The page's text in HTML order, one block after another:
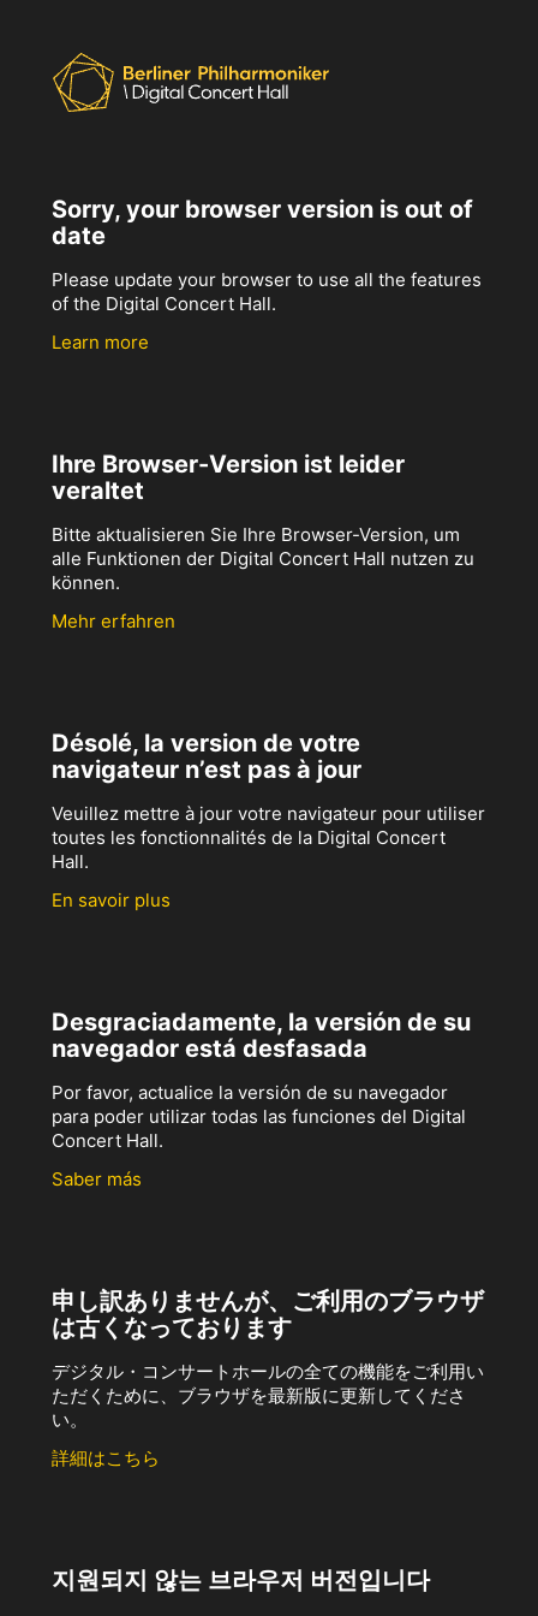
Sorry, your browser version is out of
date
Please update your browser to use all the features
of the Digital Concert Hall.
Learn more
Ihre Browser-Version ist leider
veraltet
Bitte aktualisieren Sie Ihre Browser-Version, um
alle Funktionen der Digital Concert Hall nutzen zu
können.
Mehr erfahren
Désolé, la version de votre
navigateur n’est pas à jour
Veuillez mettre à jour votre navigateur pour utiliser
toutes les fonctionnalités de la Digital Concert
Hall.
En savoir plus
Desgraciadamente, la versión de su
navegador está desfasada
Por favor, actualice la versión de su navegador
para poder utilizar todas las funciones del Digital
Concert Hall.
Saber más
申し訳ありませんが、ご利用のブラウザ
は古くなっております
デジタル・コンサートホールの全ての機能をご利用い
ただくために、ブラウザを最新版に更新してくださ
い。
詳細はこちら
지원되지 않는 브라우저 버전입니다